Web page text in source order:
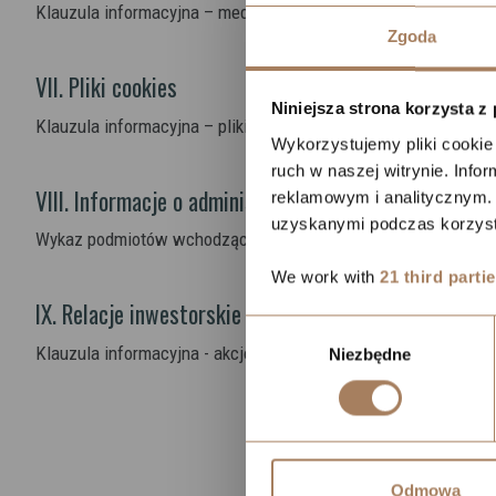
Zgoda
Niniejsza strona korzysta z
Wykorzystujemy pliki
ruch w naszej witrynie.
reklamowym i
uzyskanymi podczas
We work with 21 third
zgody
Niezbędne
Odmowa
Klauzula informacyjna – media społecznościowe (YouTube)
VII. Pliki cookies
Klauzula informacyjna – pliki cookies
VIII. Informacje o administratorach i podmiotach
Wykaz podmiotów wchodzących w skład Grupy Kapitałowej
IX. Relacje inwestorskie
Klauzula informacyjna - akcjonariusze i pełnomocnicy